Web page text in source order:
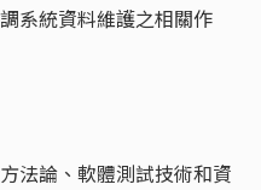
系統資料維護之相關作
法論、軟體測試技術和資